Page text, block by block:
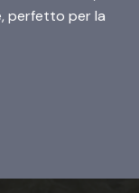
perfetto per la